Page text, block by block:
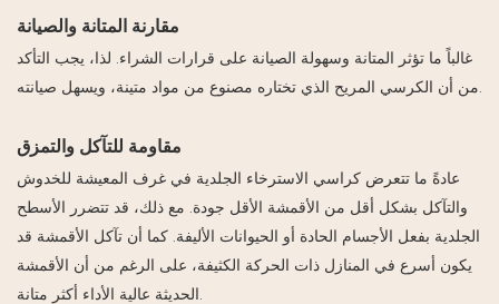
مقارنة المتانة والصيانة
غالباً ما تؤثر المتانة وسهولة الصيانة على قرارات الشراء. لذا، يجب التأكد
مقاومة للتآكل والتمزق
عادةً ما تتعرض كراسي الاسترخاء الجلدية في غرف المعيشة للخدوش
والتآكل بشكل أقل من الأقمشة الأقل جودة. مع ذلك، قد تتضرر الأسطح
الجلدية بفعل الأجسام الحادة أو الحيوانات الأليفة. كما أن تآكل الأقمشة قد
يكون أسرع في المنازل ذات الحركة الكثيفة، على الرغم من أن الأقمشة